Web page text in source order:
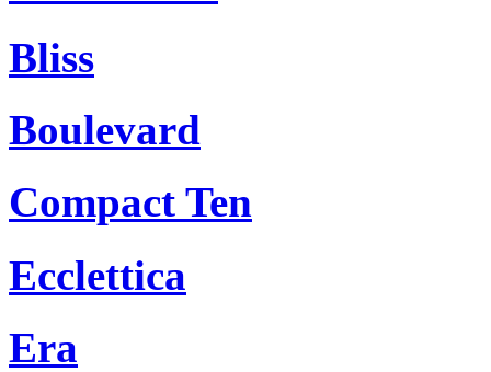
Bliss
Boulevard
Compact Ten
Ecclettica
Era